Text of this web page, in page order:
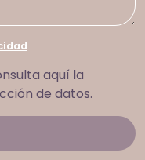
aquí la
de datos.